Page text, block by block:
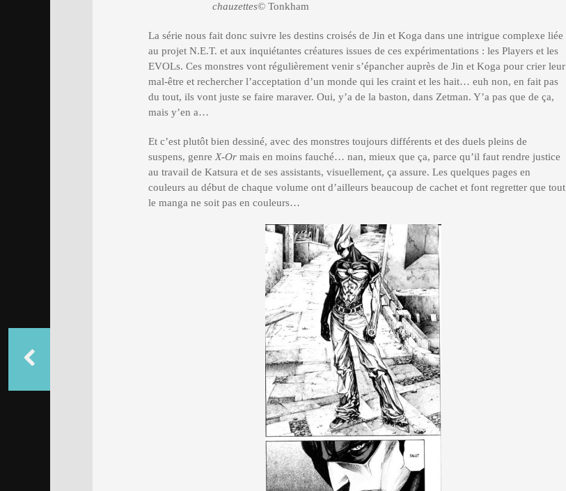
chauzettes© Tonkham
La série nous fait donc suivre les destins croisés de Jin et Koga dans une intrigue complexe liée
au projet N.E.T. et aux inquiétantes créatures issues de ces expérimentations : les Players et les
EVOLs. Ces monstres vont régulièrement venir s’épancher auprès de Jin et Koga pour crier leur
mal-être et rechercher l’acceptation d’un monde qui les craint et les hait… euh non, en fait pas
du tout, ils vont juste se faire maraver. Oui, y’a de la baston, dans Zetman. Y’a pas que de ça,
mais y’en a…
Et c’est plutôt bien dessiné, avec des monstres toujours différents et des duels pleins de
suspens, genre X-Or mais en moins fauché… nan, mieux que ça, parce qu’il faut rendre justice
au travail de Katsura et de ses assistants, visuellement, ça assure. Les quelques pages en
couleurs au début de chaque volume ont d’ailleurs beaucoup de cachet et font regretter que tout
le manga ne soit pas en couleurs…